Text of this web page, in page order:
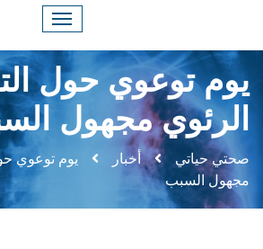
يوم توعوي حول
الرئوي مجهول
صحتي حياتي أخبار
يوم توعوي
مجهول السبب